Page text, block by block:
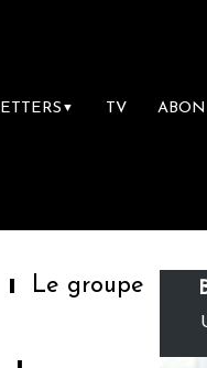
▼ TV
Le groupe Sainte-